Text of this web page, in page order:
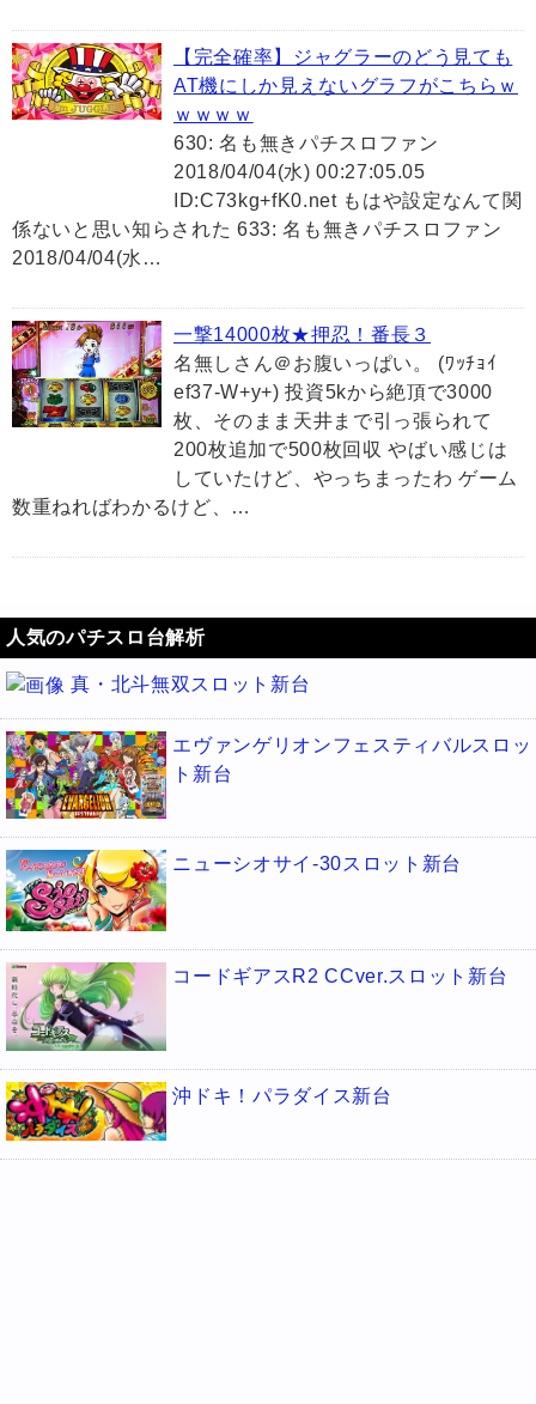
【完全確率】ジャグラーのどう見ても
AT機にしか見えないグラフがこちらｗ
ｗｗｗｗ
630: 名も無きパチスロファン
2018/04/04(水) 00:27:05.05
ID:C73kg+fK0.net もはや設定なんて関
係ないと思い知らされた 633: 名も無きパチスロファン
2018/04/04(水…
一撃14000枚★押忍！番長３
名無しさん＠お腹いっぱい。 (ﾜｯﾁｮｲ
ef37-W+y+) 投資5kから絶頂で3000
枚、そのまま天井まで引っ張られて
200枚追加で500枚回収 やばい感じは
していたけど、やっちまったわ ゲーム
数重ねればわかるけど、…
人気のパチスロ台解析
真・北斗無双スロット新台
エヴァンゲリオンフェスティバルスロッ
ト新台
ニューシオサイ-30スロット新台
コードギアスR2 CCver.スロット新台
沖ドキ！パラダイス新台